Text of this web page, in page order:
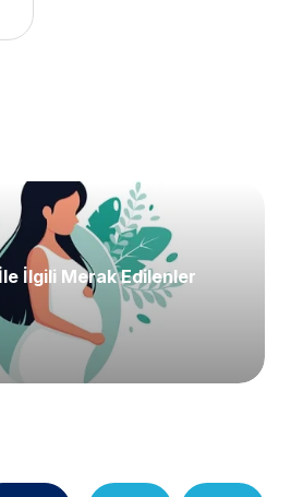
İlgili Merak Edilenler